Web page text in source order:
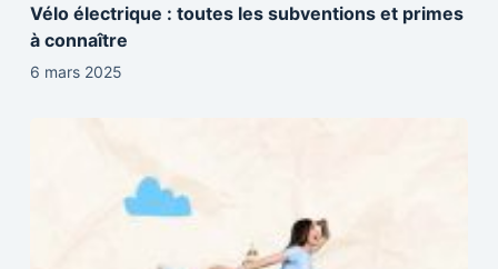
Vélo électrique : toutes les subventions et primes
à connaître
6 mars 2025